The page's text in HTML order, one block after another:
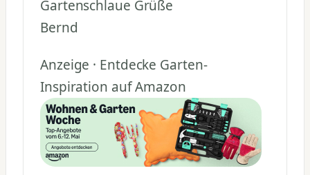
Gartenschlaue Grüße
Bernd
Anzeige · Entdecke Garten-
Inspiration auf Amazon